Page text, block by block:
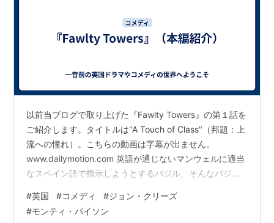
以前当ブログで取り上げた『Fawlty Towers』の第１話を
ご紹介します。タイトルは"A Touch of Class"（邦題：上
流への憧れ）。こちらの動画は字幕が出ません。
www.dailymotion.com 英語が通じないマンウェルに適当
なスペイン語で指示しようとするバジル、そんなバジル
これと指図する妻シビル、しっかり者のポーリーのキャ
ラクターが描かれています。 見た目や階級で客の扱いが
#英国 #コメディ #ジョン・クリーズ
#モンティ・パイソン